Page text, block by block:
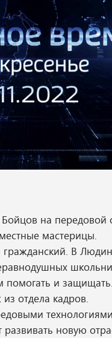
на передовой
мастерицы.
В
помогать и
отдела кадров.
развивать новую